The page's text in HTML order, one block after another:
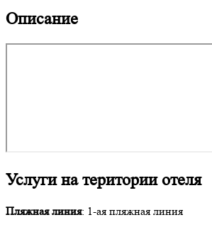
Описание
Услуги на територии отеля
Пляжная линия: 1-ая пляжная линия